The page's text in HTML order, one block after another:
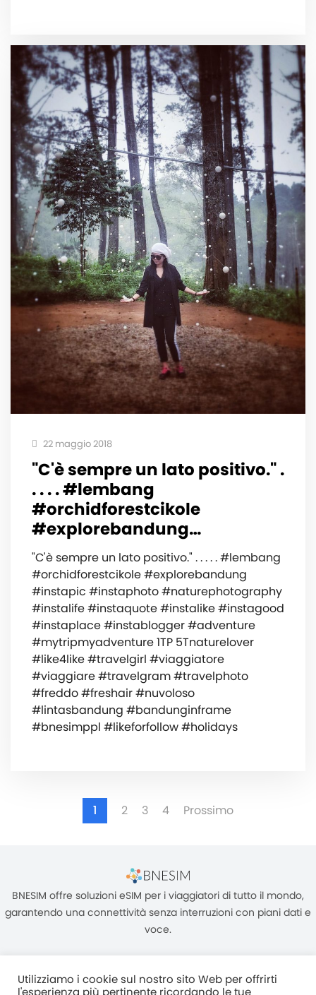
22 maggio 2018
"C'è sempre un lato positivo." .
. . . . #lembang
#orchidforestcikole
#explorebandung…
"C'è sempre un lato positivo." . . . . . #lembang
#orchidforestcikole #explorebandung
#instapic #instaphoto #naturephotography
#instalife #instaquote #instalike #instagood
#instaplace #instablogger #adventure
#mytripmyadventure 1TP 5Tnaturelover
#like4like #travelgirl #viaggiatore
#viaggiare #travelgram #travelphoto
#freddo #freshair #nuvoloso
#lintasbandung #bandunginframe
#bnesimppl #likeforfollow #holidays
1 2 3 4 Prossimo
BNESIM offre soluzioni eSIM per i viaggiatori di tutto il mondo,
garantendo una connettività senza interruzioni con piani dati e
voce.
Utilizziamo i cookie sul nostro sito Web per offrirti
l'esperienza più pertinente ricordando le tue